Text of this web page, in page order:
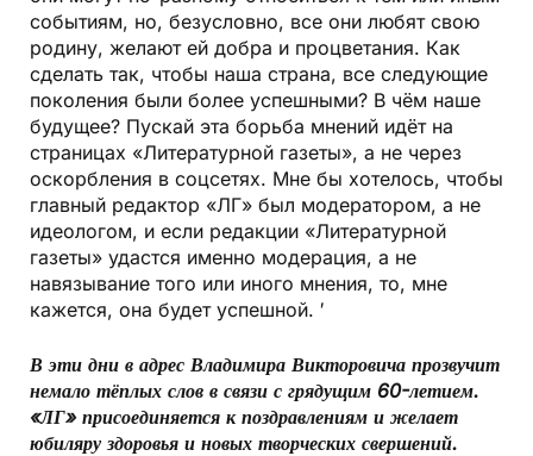
событиям, но, безусловно, все они любят свою
родину, желают ей добра и процветания. Как
сделать так, чтобы наша страна, все следующие
поколения были более успешными? В чём наше
будущее? Пускай эта борьба мнений идёт на
страницах «Литературной газеты», а не через
оскорбления в соцсетях. Мне бы хотелось, чтобы
главный редактор «ЛГ» был модератором, а не
идеологом, и если редакции «Литературной
газеты» удастся именно модерация, а не
навязывание того или иного мнения, то, мне
кажется, она будет успешной. ′
В эти дни в адрес Владимира Викторовича прозвучит
немало тёплых слов в связи с грядущим 60-летием.
«ЛГ» присоединяется к поздравлениям и желает
юбиляру здоровья и новых творческих свершений.